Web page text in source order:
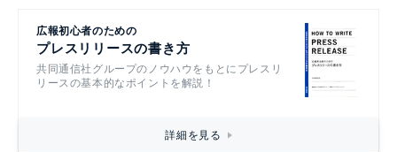
広報初心者のための
プレスリリースの書き方
共同通信社グループのノウハウをもとにプレスリ
リースの基本的なポイントを解説！
詳細を見る